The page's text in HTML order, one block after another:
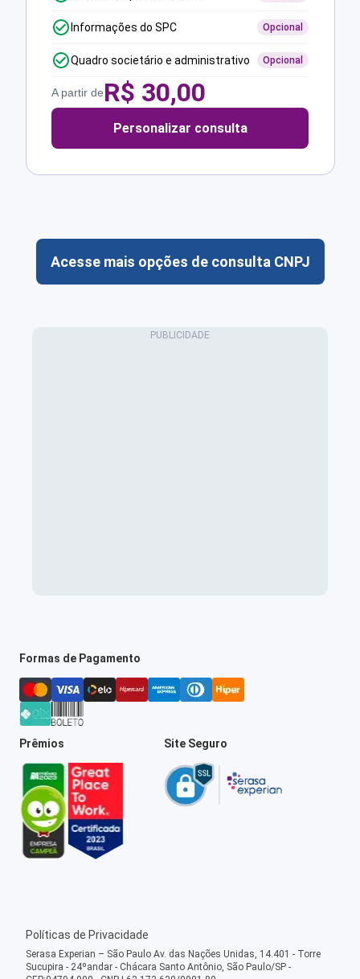
Informações do SPC Opcional
Quadro societário e administrativo Opcional
A partir deR$ 30,00
Personalizar consulta
Acesse mais opções de consulta CNPJ
Formas de Pagamento
Prêmios Site Seguro
Políticas de Privacidade
Serasa Experian – São Paulo Av. das Nações Unidas, 14.401 - Torre
Sucupira - 24ºandar - Chácara Santo Antônio, São Paulo/SP -